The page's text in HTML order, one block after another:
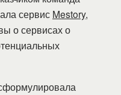
сервис Mestory,
о сервисах о